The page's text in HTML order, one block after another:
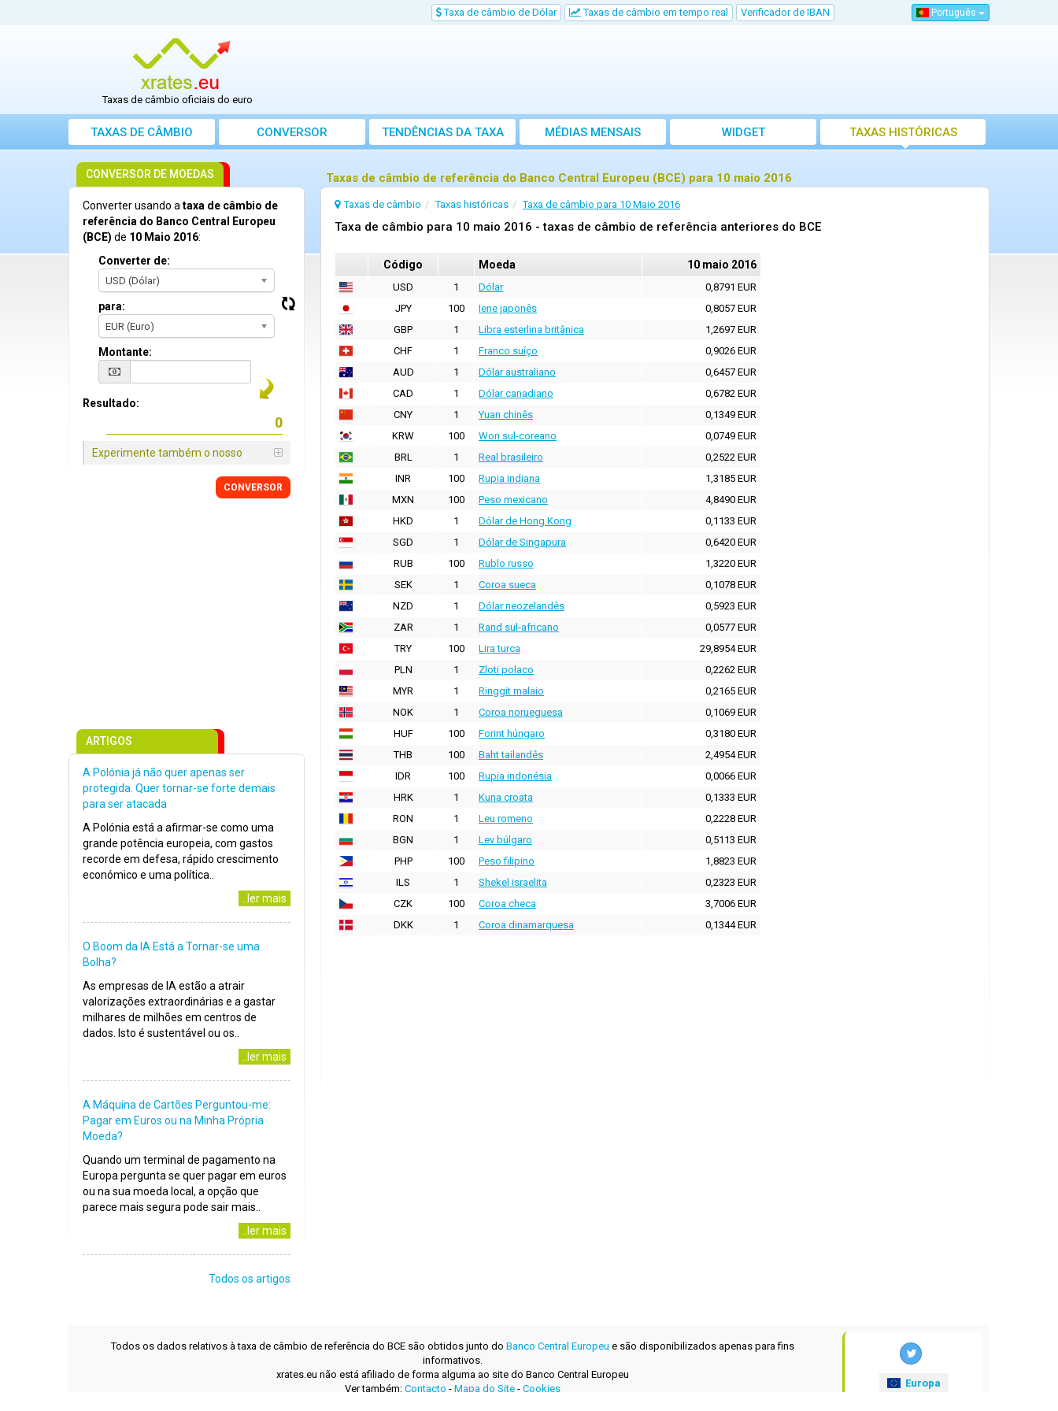
Taxa de câmbio de Dólar Taxas de câmbio em tempo real Verificador de IBAN Português
Taxas de câmbio oficiais do euro
TAXAS DE CÂMBIO CONVERSOR TENDÊNCIAS DA TAXA MÉDIAS MENSAIS WIDGET TAXAS HISTÓRICAS
Taxas de câmbio de referência do Banco Central Europeu (BCE) para 10 maio 2016
Taxas de câmbio Taxas históricas Taxa de câmbio para 10 Maio 2016
Taxa de câmbio para 10 maio 2016 - taxas de câmbio de referência anteriores do BCE
Código Moeda 10 maio 2016
USD 1 Dólar
0,8791 EUR
JPY
100 Iene japonês
0,8057 EUR
GBP
1 Libra esterlina britânica
1,2697 EUR
CHF
1 Franco suíço
0,9026 EUR
AUD
1 Dólar australiano
0,6457 EUR
CAD
1 Dólar canadiano
0,6782 EUR
CNY
1 Yuan chinês
0,1349 EUR
KRW
100 Won sul-coreano
0,0749 EUR
BRL
1 Real brasileiro
0,2522 EUR
INR
100 Rupia indiana
1,3185 EUR
MXN
100 Peso mexicano
4,8490 EUR
HKD
1 Dólar de Hong Kong
0,1133 EUR
SGD
1 Dólar de Singapura
0,6420 EUR
RUB
100 Rublo russo
1,3220 EUR
SEK
1 Coroa sueca
0,1078 EUR
NZD
1 Dólar neozelandês
0,5923 EUR
ZAR
1 Rand sul-africano
0,0577 EUR
TRY
100 Lira turca
29,8954 EUR
PLN
1 Zloti polaco
0,2262 EUR
MYR
1 Ringgit malaio
0,2165 EUR
NOK
1 Coroa norueguesa
0,1069 EUR
HUF
100 Forint húngaro
0,3180 EUR
THB
100 Baht tailandês
2,4954 EUR
IDR
100 Rupia indonésia
0,0066 EUR
HRK
1 Kuna croata
0,1333 EUR
RON
1 Leu romeno
0,2228 EUR
BGN
1 Lev búlgaro
0,5113 EUR
PHP
100 Peso filipino
1,8823 EUR
ILS
1 Shekel israelita
0,2323 EUR
CZK
100 Coroa checa
3,7006 EUR
DKK
1 Coroa dinamarquesa 0,1344 EUR
CONVERSOR DE MOEDAS
Converter usando ataxa de câmbio de
referência do Banco Central Europeu
(BCE) de 10 Maio 2016:
Converter de:
USD (Dólar)
para:
EUR (Euro)
Montante:
Resultado:
Experimente também o nosso
CONVERSOR
ARTIGOS
A Polónia já não quer apenas ser
protegida. Quer tornar-se forte demais
para ser atacada
A Polónia está a afirmar-se como uma
grande potência europeia, com gastos
recorde em defesa, rápido crescimento
económico e uma política..
..ler mais
O Boom da IA Está a Tornar-se uma
Bolha?
As empresas de IA estão a atrair
valorizações extraordinárias e a gastar
milhares de milhões em centros de
dados. Isto é sustentável ou os..
..ler mais
A Máquina de Cartões Perguntou-me:
Pagar em Euros ou na Minha Própria
Moeda?
Quando um terminal de pagamento na
Europa pergunta se quer pagar em euros
ou na sua moeda local, a opção que
parece mais segura pode sair mais..
..ler mais
Todos os artigos
Todos os dados relativos à taxa de câmbio de referência do BCE são obtidos junto do Banco Central Europeu e são disponibilizados apenas para fins
informativos.
xrates.eu não está afiliado de forma alguma ao site do Banco Central Europeu
Ver também: Contacto - Mapa do Site- Cookies
Europa